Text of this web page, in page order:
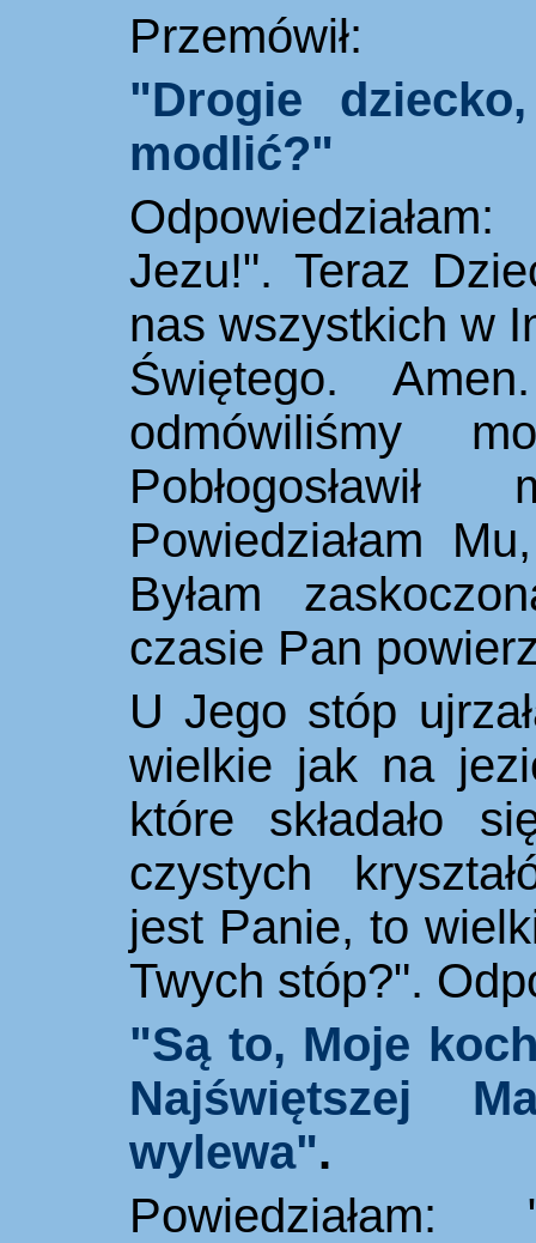
Przemówił:
"Drogie
modlić?"
Jezu!". Teraz
nas wszystkich w
Świętego.
odmówiliśmy
Pobłogosławił
Powiedziałam
Byłam
czasie Pan
U Jego stóp
wielkie jak na
które składało
czystych
jest Panie, to
Twych stóp?".
"Są to, Moje
Najświętszej
wylewa".